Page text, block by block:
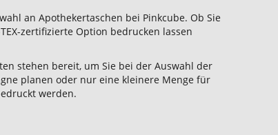
an Apothekertaschen bei Pinkcube. Ob Sie
zertifizierte Option bedrucken lassen
stehen bereit, um Sie bei der Auswahl der
planen oder nur eine kleinere Menge für
werden.